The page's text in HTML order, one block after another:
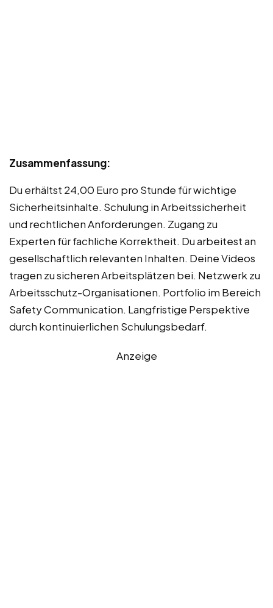
Zusammenfassung:
Du erhältst 24,00 Euro pro Stunde für wichtige
Sicherheitsinhalte. Schulung in Arbeitssicherheit
und rechtlichen Anforderungen. Zugang zu
Experten für fachliche Korrektheit. Du arbeitest an
gesellschaftlich relevanten Inhalten. Deine Videos
tragen zu sicheren Arbeitsplätzen bei. Netzwerk zu
Arbeitsschutz-Organisationen. Portfolio im Bereich
Safety Communication. Langfristige Perspektive
durch kontinuierlichen Schulungsbedarf.
Anzeige